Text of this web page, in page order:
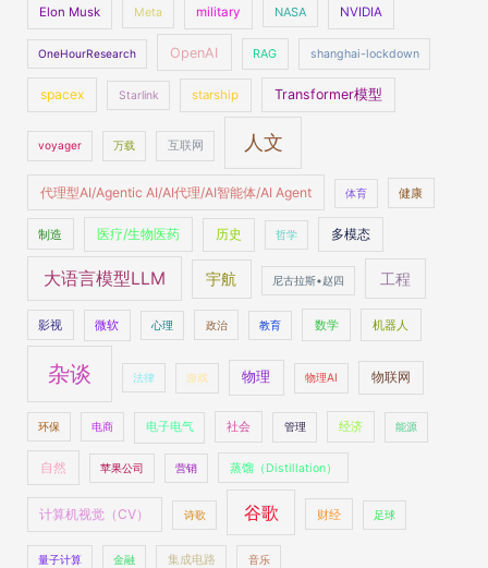
Elon Musk Meta military NASA NVIDIA
OneHourResearch OpenAI RAG shanghai-lockdown
spacex Starlink starship Transformer模型
voyager 万载 互联网 人文
代理型AI/Agentic AI/AI代理/AI智能体/AI Agent 体育 健康
制造 医疗/生物医药 历史 哲学 多模态
大语言模型LLM 宇航 尼古拉斯•赵四 工程
影视 微软 心理 政治 教育 数学 机器人
杂谈 法律 游戏 物理 物理AI 物联网
环保 电商 电子电气 社会 管理 经济 能源
自然 苹果公司 营销 蒸馏（Distillation）
计算机视觉（CV） 诗歌 谷歌 财经 足球
量子计算 金融 集成电路 音乐